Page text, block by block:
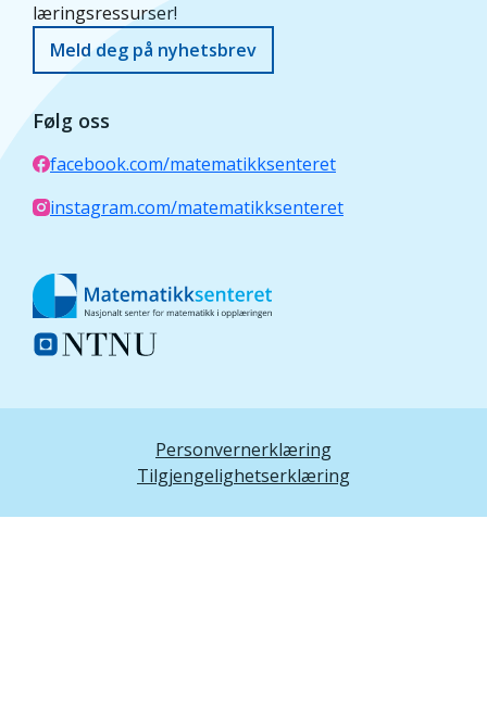
læringsressurser!
Meld deg på nyhetsbrev
Følg oss
facebook.com/matematikksenteret
instagram.com/matematikksenteret
Personvernerklæring
Tilgjengelighetserklæring